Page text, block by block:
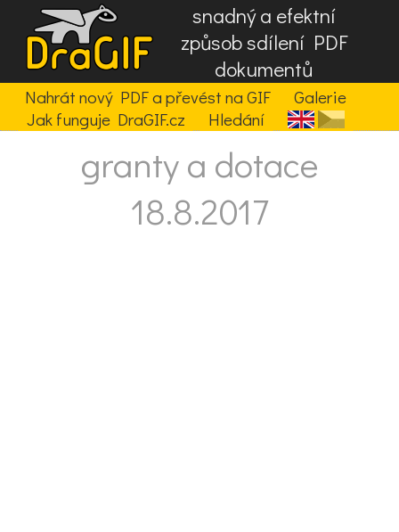
snadný a efektní
způsob sdílení PDF
dokumentů
Nahrát nový PDF a převést na GIF
Galerie
Jak funguje DraGIF.cz
Hledání
granty a dotace
18.8.2017